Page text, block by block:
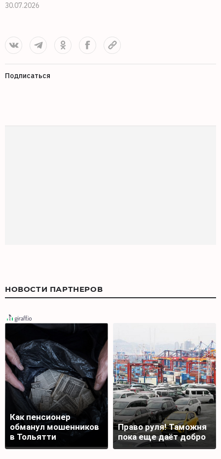
30.07.2026
Подписаться
НОВОСТИ ПАРТНЕРОВ
Как пенсионер
обманул мошенников
в Тольятти
Право руля! Таможня
пока еще даёт добро